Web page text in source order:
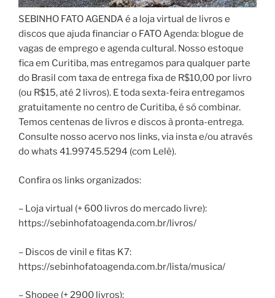
SEBINHO FATO AGENDA é a loja virtual de livros e
discos que ajuda financiar o FATO Agenda: blogue de
vagas de emprego e agenda cultural. Nosso estoque
fica em Curitiba, mas entregamos para qualquer parte
do Brasil com taxa de entrega fixa de R$10,00 por livro
(ou R$15, até 2 livros). E toda sexta-feira entregamos
gratuitamente no centro de Curitiba, é só combinar.
Temos centenas de livros e discos à pronta-entrega.
Consulte nosso acervo nos links, via insta e/ou através
do whats 41.99745.5294 (com Lelê).
Confira os links organizados:
– Loja virtual (+ 600 livros do mercado livre):
https://sebinhofatoagenda.com.br/livros/
– Discos de vinil e fitas K7:
https://sebinhofatoagenda.com.br/lista/musica/
– Shopee (+ 2900 livros):